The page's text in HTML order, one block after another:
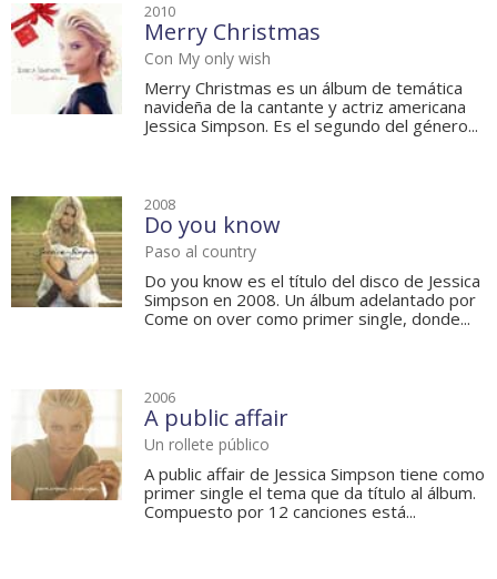
2010
Merry Christmas
Con My only wish
Merry Christmas es un álbum de temática
navideña de la cantante y actriz americana
Jessica Simpson. Es el segundo del género...
2008
Do you know
Paso al country
Do you know es el título del disco de Jessica
Simpson en 2008. Un álbum adelantado por
Come on over como primer single, donde...
2006
A public affair
Un rollete público
A public affair de Jessica Simpson tiene como
primer single el tema que da título al álbum.
Compuesto por 12 canciones está...